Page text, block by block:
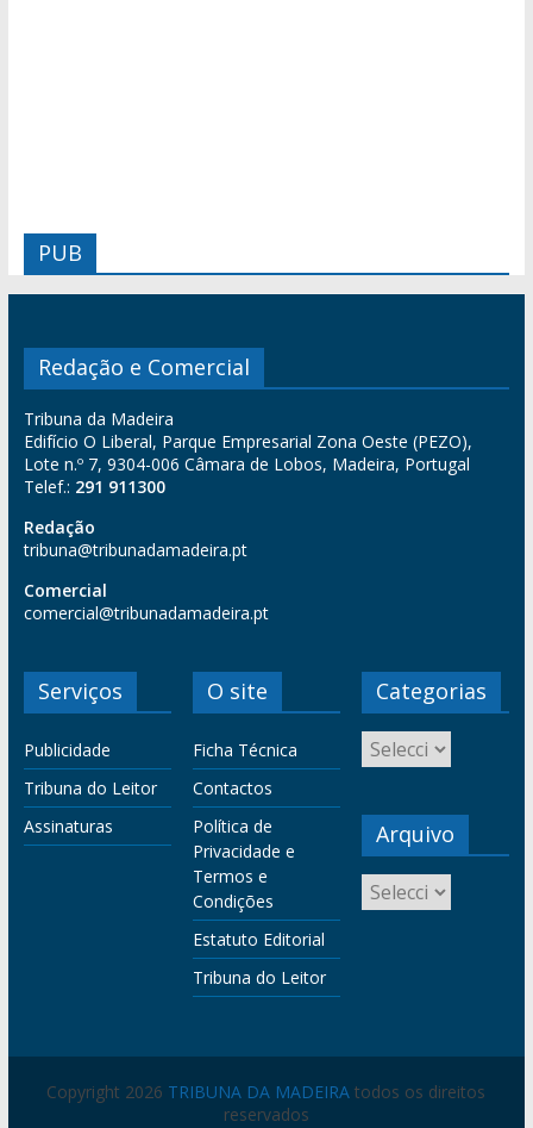
PUB
Redação e Comercial
Tribuna da Madeira
Edifício O Liberal, Parque Empresarial Zona Oeste (PEZO),
Lote n.º 7, 9304-006 Câmara de Lobos, Madeira, Portugal
Telef.: 291 911300
Redação
tribuna@tribunadamadeira.pt
Comercial
comercial@tribunadamadeira.pt
Serviços
Publicidade
Tribuna do Leitor
Assinaturas
O site
Ficha Técnica
Contactos
Política de
Privacidade e
Termos e
Condições
Estatuto Editorial
Tribuna do Leitor
Categorias
Arquivo
Copyright 2026 TRIBUNA DA MADEIRA todos os direitos
reservados